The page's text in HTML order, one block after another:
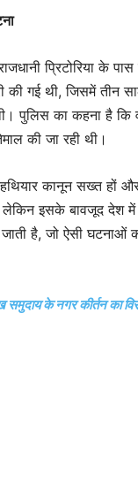
प्रिटोरिया के
की गई थी, जिसमें तीन
पुलिस का कहना है
की जा रही थी।
कानून सख्त हों
इसके बावजूद देश में
है, जो ऐसी घटनाओं
के नगर कीर्तन का